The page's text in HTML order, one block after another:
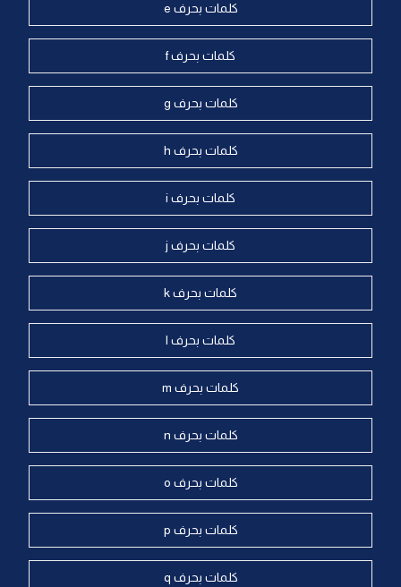
كلمات بحرف e
كلمات بحرف f
كلمات بحرف g
كلمات بحرف h
كلمات بحرف i
كلمات بحرف j
كلمات بحرف k
كلمات بحرف l
كلمات بحرف m
كلمات بحرف n
كلمات بحرف o
كلمات بحرف p
كلمات بحرف q